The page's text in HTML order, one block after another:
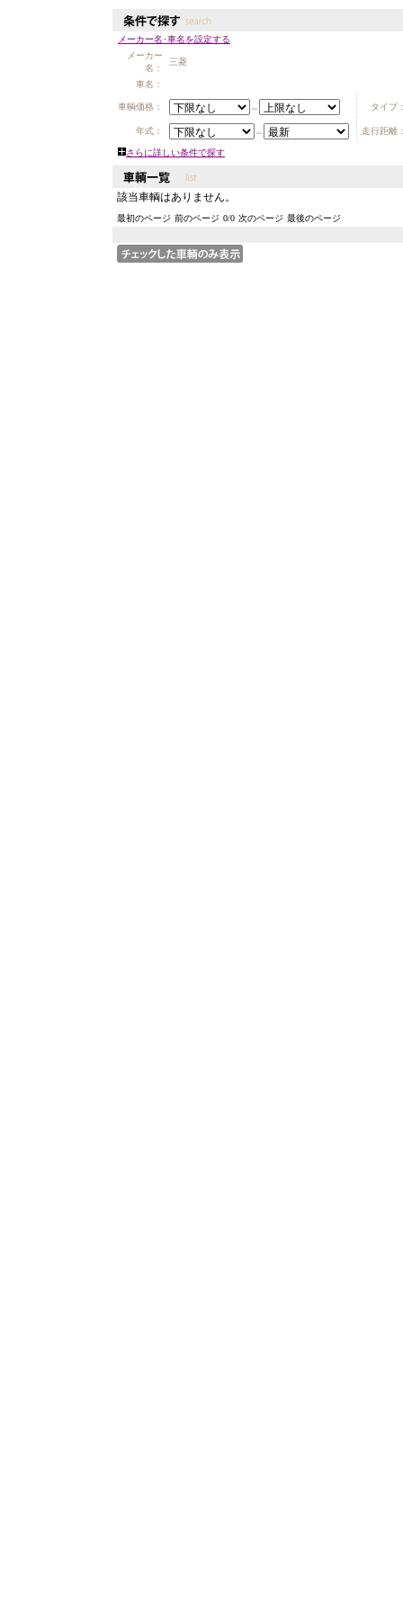
メーカー名･車名を設定する
メーカー
名：
三菱
車名：
車輌価格： ～ タイプ
年式： ～ 走行距離
さらに詳しい条件で探す
該当車輌はありません。
最初のページ 前のページ 0/0 次のページ 最後のページ